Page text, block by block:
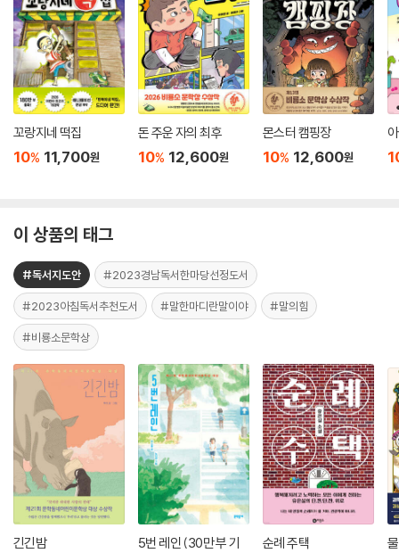
꼬랑지네 떡집
10% 11,700원
돈 주운 자의 최후
10% 12,600원
몬스터 캠핑장
10% 12,600원
이 상품의 태그
#독서지도안 #2023경남독서한마당선정도서
#2023아침독서추천도서 #말한마디란말이야 #말의힘
#비룡소문학상
긴긴밤
5번 레인 (30만 부 기
순례 주택